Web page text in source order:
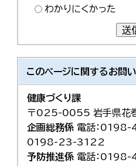
わかりにくかった
送
このページに関するお問
健康づくり課
〒025-0055 岩手県花
企画総務係電話：0198-
0198-23-3122
予防推進係 電話：0198-